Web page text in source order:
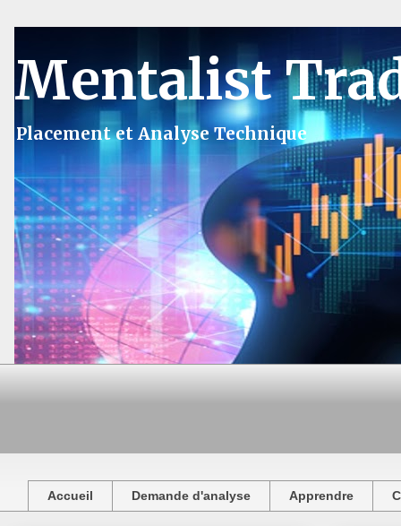
Mentalist
Placement et Analyse Technique
Accueil Demande d'analyse Apprendre